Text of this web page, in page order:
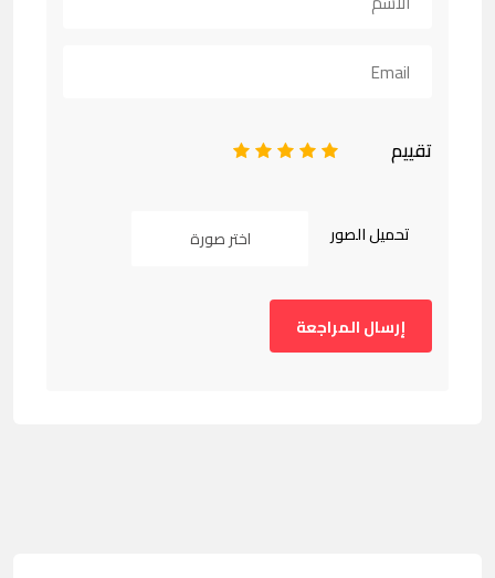
تقييم 5
4
3
2
تحميل الصور اختر صورة